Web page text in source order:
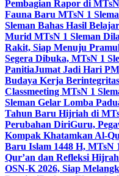
Pembagian Rapor di
Fauna Baru MTsN 1
Sleman Bahas Hasil
Murid MTsN 1 Sleman
Rakit, Siap Menuju
Segera Dibuka, MTsN 1
PanitiaJumat Jadi Hari
Budaya Kerja Berintegritas
Classmeeting MTsN 1
Sleman Gelar Lomba
Tahun Baru Hijriah di
Perubahan DiriGuru,
Kompak Khatamkan Al-
Baru Islam 1448 H, MTsN
Qur’an dan Refleksi Hijrah
OSN-K 2026, Siap